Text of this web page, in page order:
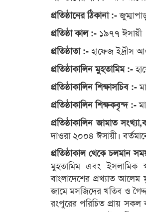
প্রতিষ্ঠানের ঠিকানা :-
প্রতিষ্ঠা কাল :- ১৯৭৭ ঈসায়ী
প্রতিষ্ঠাতা :-হাফেজ ইদ্রীস
প্রতিষ্ঠাকালিন মুহতামিম :-
প্রতিষ্ঠাকালিন শিক্ষাসচিব :-
প্রতিষ্ঠাকালিন শিক্ষকবৃন্দ :-
প্রতিষ্ঠাকালিন জামাত
দাওরা ২০০৪ ঈসায়ী।
প্রতিষ্ঠাকাল থেকে চলমান
মুহতামিম এবং ইসলামিক
বাংলাদেশের প্রখ্যাত আলেম
জামে মসজিদের খতিব ও
রংপুরের পরিচিত প্রায় সকল